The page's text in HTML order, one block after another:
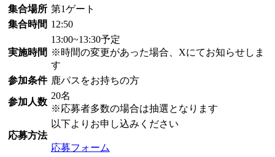
集合場所 第1ゲート
集合時間 12:50
実施時間
13:00~13:30予定
※時間の変更があった場合、Xにてお知らせしま
す
参加条件 鹿パスをお持ちの方
参加人数
20名
※応募者多数の場合は抽選となります
応募方法
以下よりお申し込みください
応募フォーム